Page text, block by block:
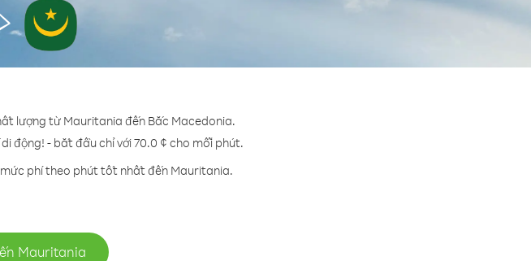
lượng từ Mauritania đến Bắc Macedonia.
động! - bắt đầu chỉ với 70.0 ¢ cho mỗi phút.
phí theo phút tốt nhất đến Mauritania.
Mauritania